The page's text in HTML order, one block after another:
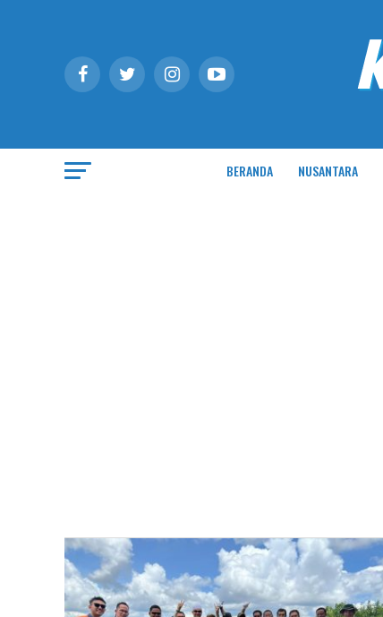
BERANDA NUSANTARA